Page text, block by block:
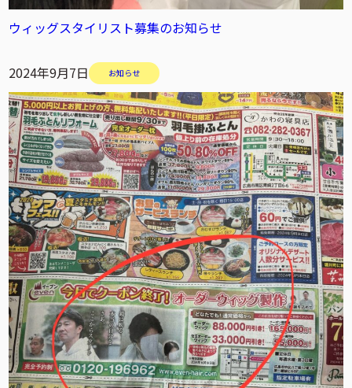
ウィッグスタイリスト募集のお知らせ
2024年9月7日 お知らせ